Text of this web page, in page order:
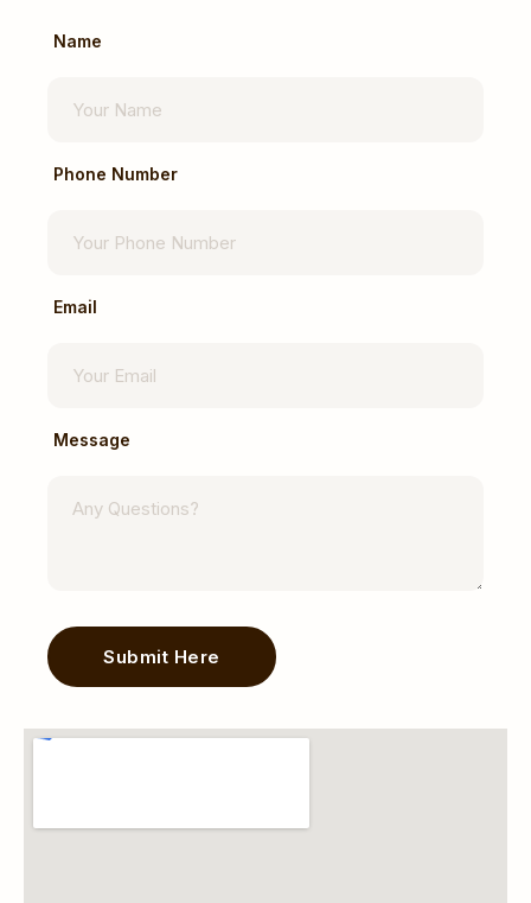
Name
Phone Number
Email
Message
Submit Here
Alternative: